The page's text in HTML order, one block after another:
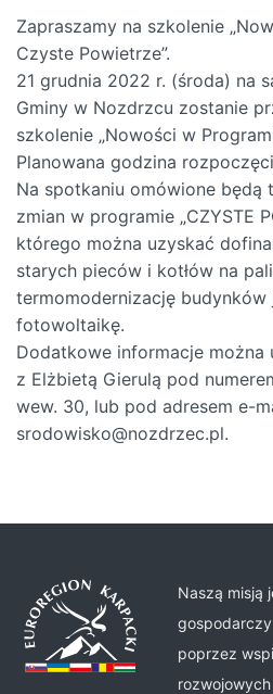
Zapraszamy na szkolenie
Czyste Powietrze”.
21 grudnia 2022 r. (środa) na
Gminy w Nozdrzcu zostanie
szkolenie „Nowości w
Planowana godzina
Na spotkaniu omówione będą
zmian w programie „CZYSTE
którego można uzyskać
starych pieców i kotłów na
termomodernizację budynków
fotowoltaikę.
Dodatkowe informacje można
z Elżbietą Gierulą pod
wew. 30, lub pod adresem e-
srodowisko@nozdrzec.pl.
Naszą misją
poprzez